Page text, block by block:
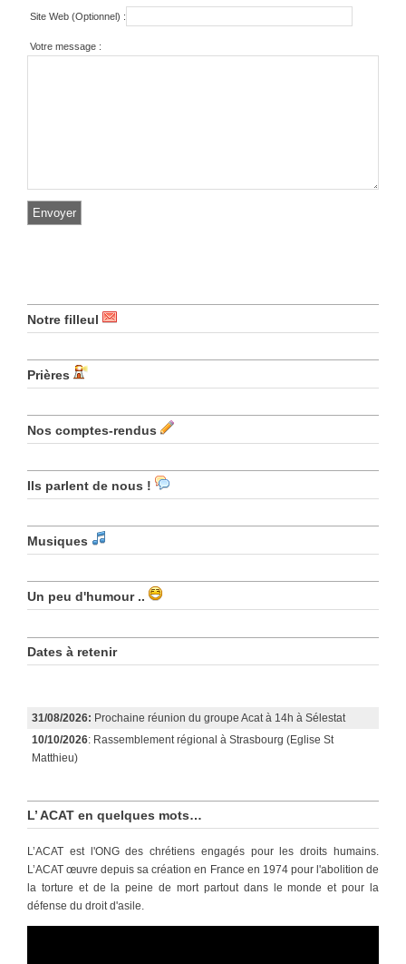
Site Web (Optionnel) :
Votre message :
Notre filleul
Prières
Nos comptes-rendus
Ils parlent de nous !
Musiques
Un peu d'humour ..
Dates à retenir
31/08/2026: Prochaine réunion du groupe Acat à 14h à Sélestat
10/10/2026: Rassemblement régional à Strasbourg (Eglise St
Matthieu)
L’ ACAT en quelques mots…
L’ACAT est l'ONG des chrétiens engagés pour les droits humains.
L’ACAT œuvre depuis sa création en France en 1974 pour l'abolition de
la torture et de la peine de mort partout dans le monde et pour la
défense du droit d'asile.